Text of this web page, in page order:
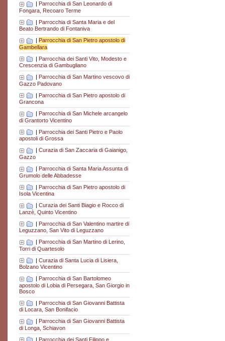
| Parrocchia di San Leonardo di
Fongara, Recoaro Terme
| Parrocchia di Santa Maria e del
Beato Bertrando di Fontaniva
| Parrocchia di San Pietro apostolo di
Gambellara
| Parrocchia dei Santi Vito, Modesto e
Crescenzia di Gambugliano
Parrocchia di San Martino vescovo di
Gazzo Padovano
| Parrocchia di San Pietro apostolo di
Grancona
Parrocchia di San Michele arcangelo
di Grantorto Vicentino
| Parrocchia dei Santi Pietro e Paolo
apostoli di Grossa
Curazia di San Zaccaria di Gaianigo,
Gazzo
| Parrocchia di Santa Maria Assunta di
Grumolo delle Abbadesse
| Parrocchia di San Pietro apostolo di
Isola Vicentina
| Curazia dei Santi Biagio e Rocco di
Lanzè, Quinto Vicentino
| Parrocchia di San Valentino martire di
Leguzzano, San Vito di Leguzzano
| Parrocchia di San Martino di Lerino,
Torri di Quartesolo
| Curazia di Santa Lucia di Lisiera,
Bolzano Vicentino
Parrocchia di San Bartolomeo
apostolo di Lobia di Persegara, San Giorgio in
Bosco
| Parrocchia di San Giovanni Battista
di Locara, San Bonifacio
Parrocchia di San Giovanni Battista
di Longa, Schiavon
| Parrocchia dei Santi Filippo e